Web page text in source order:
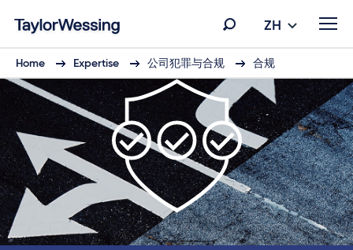
ZH
Home Expertise 公司犯罪与合规 合规